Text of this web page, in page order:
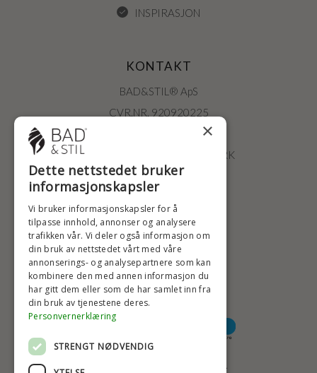
INSPIRASJON
KONTAKT
BAD&STIL® ApS
CVR.NR. 920920225
ØSTERBROGADE 202
2100 KØBENHAVN • DANMARK
+47 2396 6660
BADSTIL@BADSTIL.NO
HØYESTE KREDITTVURD
BETALINGSALTERNATIVER
TRYGG OG SIKKER NETTHANDEL
×
Dette nettstedet bruker
informasjonskapsler
Vi bruker informasjonskapsler for å
tilpasse innhold, annonser og analysere
trafikken vår. Vi deler også informasjon om
din bruk av nettstedet vårt med våre
annonserings- og analysepartnere som kan
kombinere den med annen informasjon du
har gitt dem eller som de har samlet inn fra
din bruk av tjenestene deres.
Personvernerklæring
STRENGT NØDVENDIG